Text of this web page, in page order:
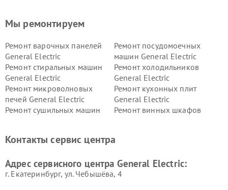
Мы ремонтируем
Ремонт варочных панелей
General Electric
Ремонт посудомоечных
машин General Electric
Ремонт стиральных машин
General Electric
Ремонт холодильников
General Electric
Ремонт микроволновых
печей General Electric
Ремонт кухонных плит
General Electric
Ремонт сушильных машин
Ремонт винных шкафов
Electric
General Electric
Контакты сервис центра
Адрес сервисного центра General Electric:
г. Екатеринбург, ул. Чебышёва, 4